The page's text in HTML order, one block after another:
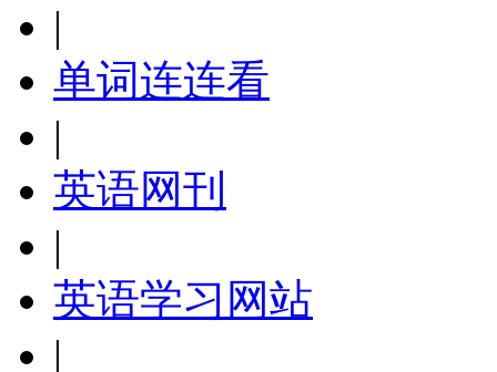
|
单词连连看
|
英语网刊
|
英语学习网站
|